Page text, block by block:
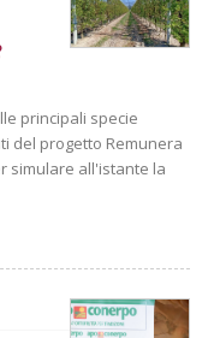
principali specie
del progetto Remunera
simulare all'istante la